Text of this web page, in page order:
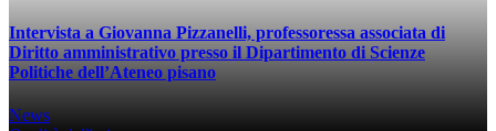
Intervista a Giovanna Pizzanelli, professoressa associata di
Diritto amministrativo presso il Dipartimento di Scienze
Politiche dell’Ateneo pisano
News